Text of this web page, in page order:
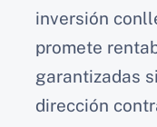
inversión
promete
garantizadas
dirección